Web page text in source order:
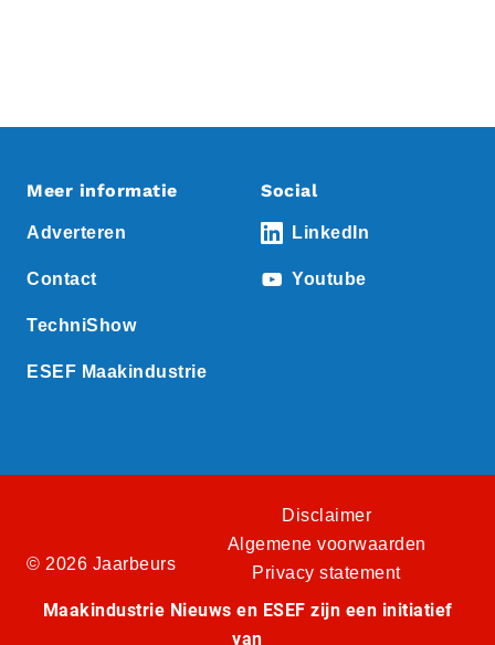
Meer informatie
Adverteren
Contact
TechniShow
ESEF Maakindustrie
Social
LinkedIn
Youtube
© 2026 Jaarbeurs
Disclaimer
Algemene voorwaarden
Privacy statement
Maakindustrie Nieuws en ESEF zijn een initiatief
van